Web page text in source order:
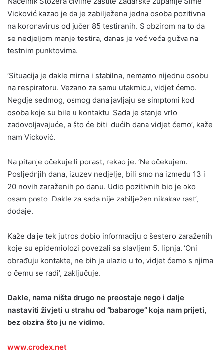
Vicković kazao je da je zabilježena jedna osoba pozitivna
na koronavirus od jučer 85 testiranih. S obzirom na to da
se nedjeljom manje testira, danas je već veća gužva na
testnim punktovima.
‘Situacija je dakle mirna i stabilna, nemamo nijednu osobu
na respiratoru. Vezano za samu utakmicu, vidjet ćemo.
Negdje sedmog, osmog dana javljaju se simptomi kod
osoba koje su bile u kontaktu. Sada je stanje vrlo
zadovoljavajuće, a što će biti idućih dana vidjet ćemo’, kaže
nam Vicković.
Na pitanje očekuje li porast, rekao je: ‘Ne očekujem.
Posljednjih dana, izuzev nedjelje, bili smo na između 13 i
20 novih zaraženih po danu. Udio pozitivnih bio je oko
osam posto. Dakle za sada nije zabilježen nikakav rast’,
dodaje.
Kaže da je tek jutros dobio informaciju o šestero zaraženih
koje su epidemiolozi povezali sa slavljem 5. lipnja. ‘Oni
obrađuju kontakte, ne bih ja ulazio u to, vidjet ćemo s njima
o čemu se radi’, zaključuje.
Dakle, nama ništa drugo ne preostaje nego i dalje
nastaviti živjeti u strahu od “babaroge” koja nam prijeti,
bez obzira što ju ne vidimo.
www.crodex.net